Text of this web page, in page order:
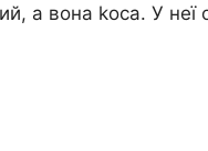
а вона kоса. У неї